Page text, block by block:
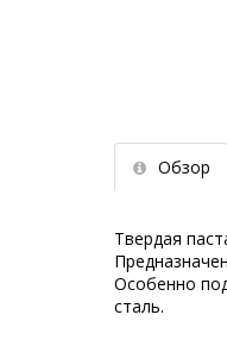
Обзор
Твердая
Особенно
сталь.